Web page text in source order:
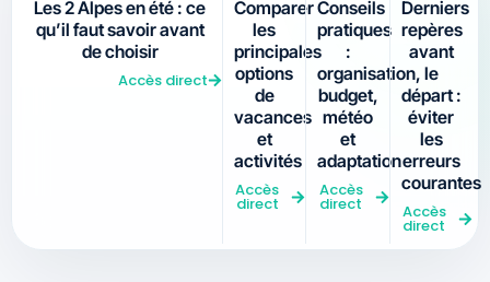
Les 2 Alpes en été : ce
qu’il faut savoir avant
de choisir
Accès direct
Comparer
les
principales
options
de
vacances
et
activités
Accès
direct
Conseils
pratiques
:
organisation,
budget,
météo
et
adaptation
Accès
direct
Derniers
repères
avant
le
départ :
éviter
les
erreurs
courantes
Accès
direct